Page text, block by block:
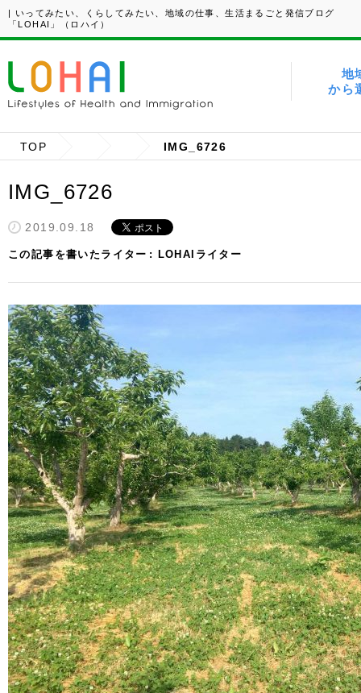
| いってみたい、くらしてみたい、地域の仕事、生活まるごと発信ブログ
「LOHAI」（ロハイ）
地
から
TOP IMG_6726
IMG_6726
2019.09.18
この記事を書いたライター LOHAIライター